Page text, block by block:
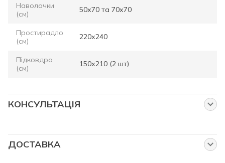
Наволочки
(см)
50х70 та 70х70
Простирадло
(см)
220х240
Підковдра
(см)
150х210 (2 шт)
КОНСУЛЬТАЦІЯ
Наші менеджери працюють для Вас:
від понеділка до п'ятниці з 8:00 до 23:00
ДОСТАВКА